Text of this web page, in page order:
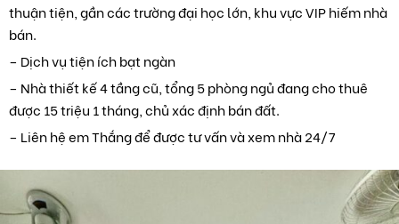
thuận tiện, gần các trường đại học lớn, khu vực VIP hiếm nhà
bán.
– Dịch vụ tiện ích bạt ngàn
– Nhà thiết kế 4 tầng cũ, tổng 5 phòng ngủ đang cho thuê
được 15 triệu 1 tháng, chủ xác định bán đất.
– Liên hệ em Thắng để được tư vấn và xem nhà 24/7